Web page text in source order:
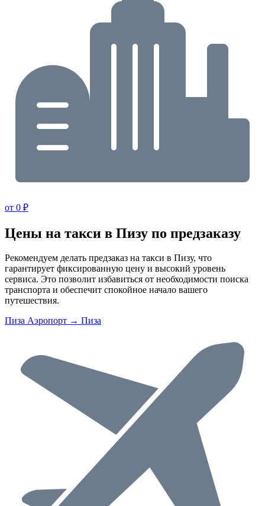
от 0 ₽
Цены на такси в Пизу по предзаказу
Рекомендуем делать предзаказ на такси в Пизу, что
гарантирует фиксированную цену и высокий уровень
сервиса. Это позволит избавиться от необходимости поиска
транспорта и обеспечит спокойное начало вашего
путешествия.
Пиза Аэропорт → Пиза